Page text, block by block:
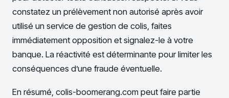
constatez un prélèvement non autorisé après avoir
utilisé un service de gestion de colis, faites
immédiatement opposition et signalez-le à votre
banque. La réactivité est déterminante pour limiter les
conséquences d’une fraude éventuelle.
En résumé, colis-boomerang.com peut faire partie